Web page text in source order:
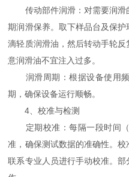
传动部件润滑：对需要润滑
期润滑保养。取下样品台及保
滴轻质润滑油，然后转动手轮
意润滑油不宜注入过多。
润滑周期：根据设备使用频
期，确保设备运行顺畅。
4、校准与检测
定期校准：每隔一段时间（
准，确保测试数据的准确性。
联系专业人员进行手动校准。